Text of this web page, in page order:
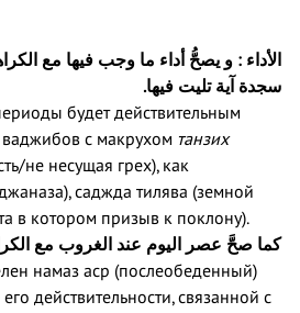
الأداء : و يصحُّ أداء ما وجب فيها مع
سجدة آية تليت فيها.
будет действительным
с макрухом танзих
не несущая грех), как
саджда тилява (земной
в котором призыв к поклону).
كما صحَّ عصر اليوم عند الغروب مع
намаз аср (послеобеденный)
действительности, связанной с